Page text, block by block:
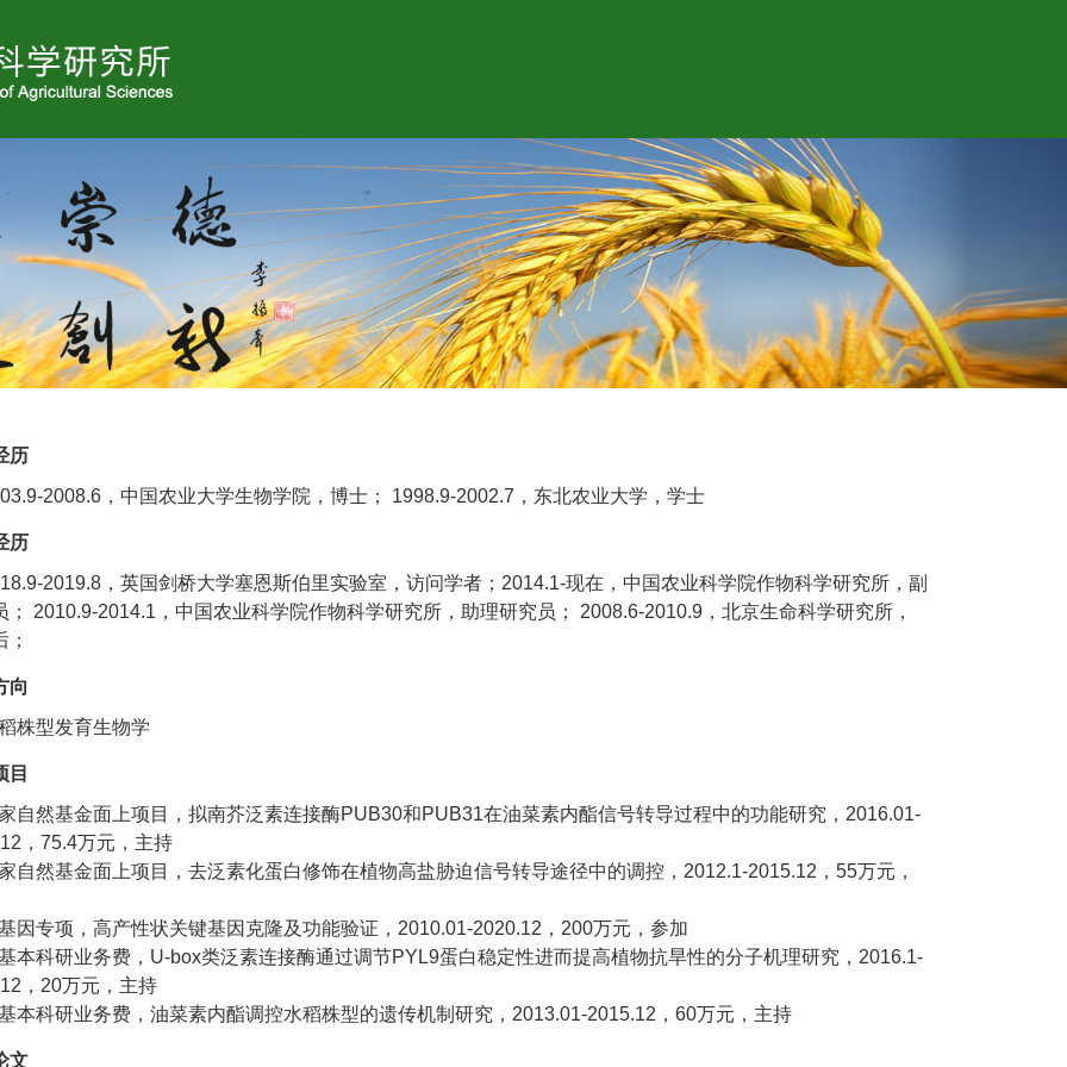
历
2008.6，中国农业大学生物学院，博士； 1998.9-2002.7，东北农业大学，学士
历
2019.8，英国剑桥大学塞恩斯伯里实验室，访问学者；2014.1-现在，中国农业科学院作物科学研究所，副
； 2010.9-2014.1，中国农业科学院作物科学研究所，助理研究员； 2008.6-2010.9，北京生命科学研究所，
向
株型发育生物学
目
自然基金面上项目，拟南芥泛素连接酶PUB30和PUB31在油菜素内酯信号转导过程中的功能研究，2016.01-
，75.4万元，主持
自然基金面上项目，去泛素化蛋白修饰在植物高盐胁迫信号转导途径中的调控，2012.1-2015.12，55万元，
因专项，高产性状关键基因克隆及功能验证，2010.01-2020.12，200万元，参加
本科研业务费，U-box类泛素连接酶通过调节PYL9蛋白稳定性进而提高植物抗旱性的分子机理研究，2016.1-
，20万元，主持
本科研业务费，油菜素内酯调控水稻株型的遗传机制研究，2013.01-2015.12，60万元，主持
文